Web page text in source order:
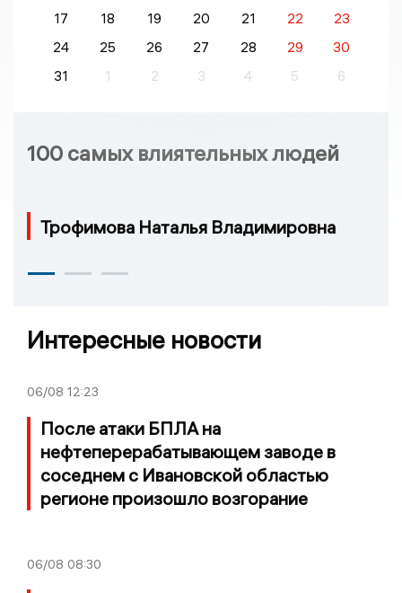
17
18 19 20 21 22
23
24
25 26 27 28 29
30
31
1 2 3 4 5 6
100 самых влиятельных людей
Трофимова Наталья Владимировна
Интересные новости
06/08 12:23
После атаки БПЛА на
нефтеперерабатывающем заводе в
соседнем с Ивановской областью
регионе произошло возгорание
06/08 08:30